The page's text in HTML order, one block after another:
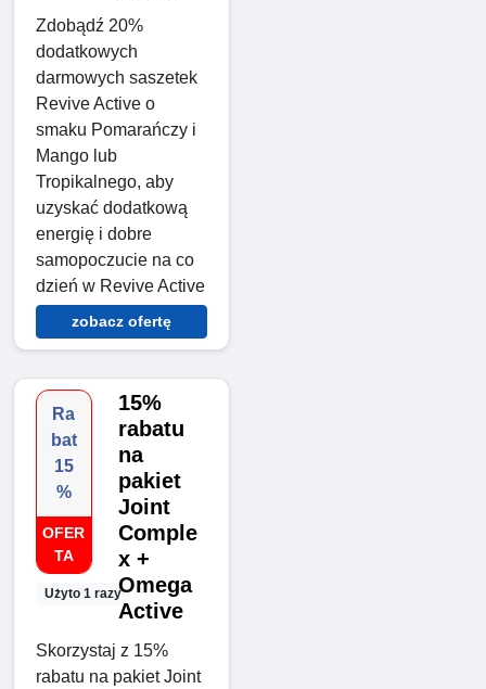
Zdobądź 20%
dodatkowych
darmowych saszetek
Revive Active o
smaku Pomarańczy i
Mango lub
Tropikalnego, aby
uzyskać dodatkową
energię i dobre
samopoczucie na co
dzień w Revive Active
zobacz ofertę
Ra
bat
15
%
OFER
TA
Użyto 1 razy
15%
rabatu
na
pakiet
Joint
Comple
x +
Omega
Active
Skorzystaj z 15%
rabatu na pakiet Joint